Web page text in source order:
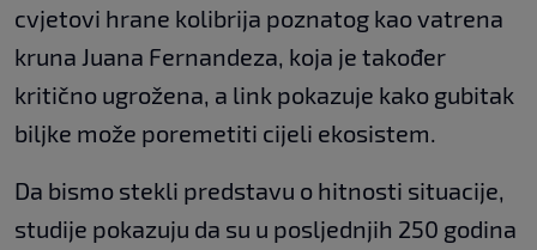
cvjetovi hrane kolibrija poznatog kao vatrena
kruna Juana Fernandeza, koja je također
kritično ugrožena, a link pokazuje kako gubitak
biljke može poremetiti cijeli ekosistem.
Da bismo stekli predstavu o hitnosti situacije,
studije pokazuju da su u posljednjih 250 godina